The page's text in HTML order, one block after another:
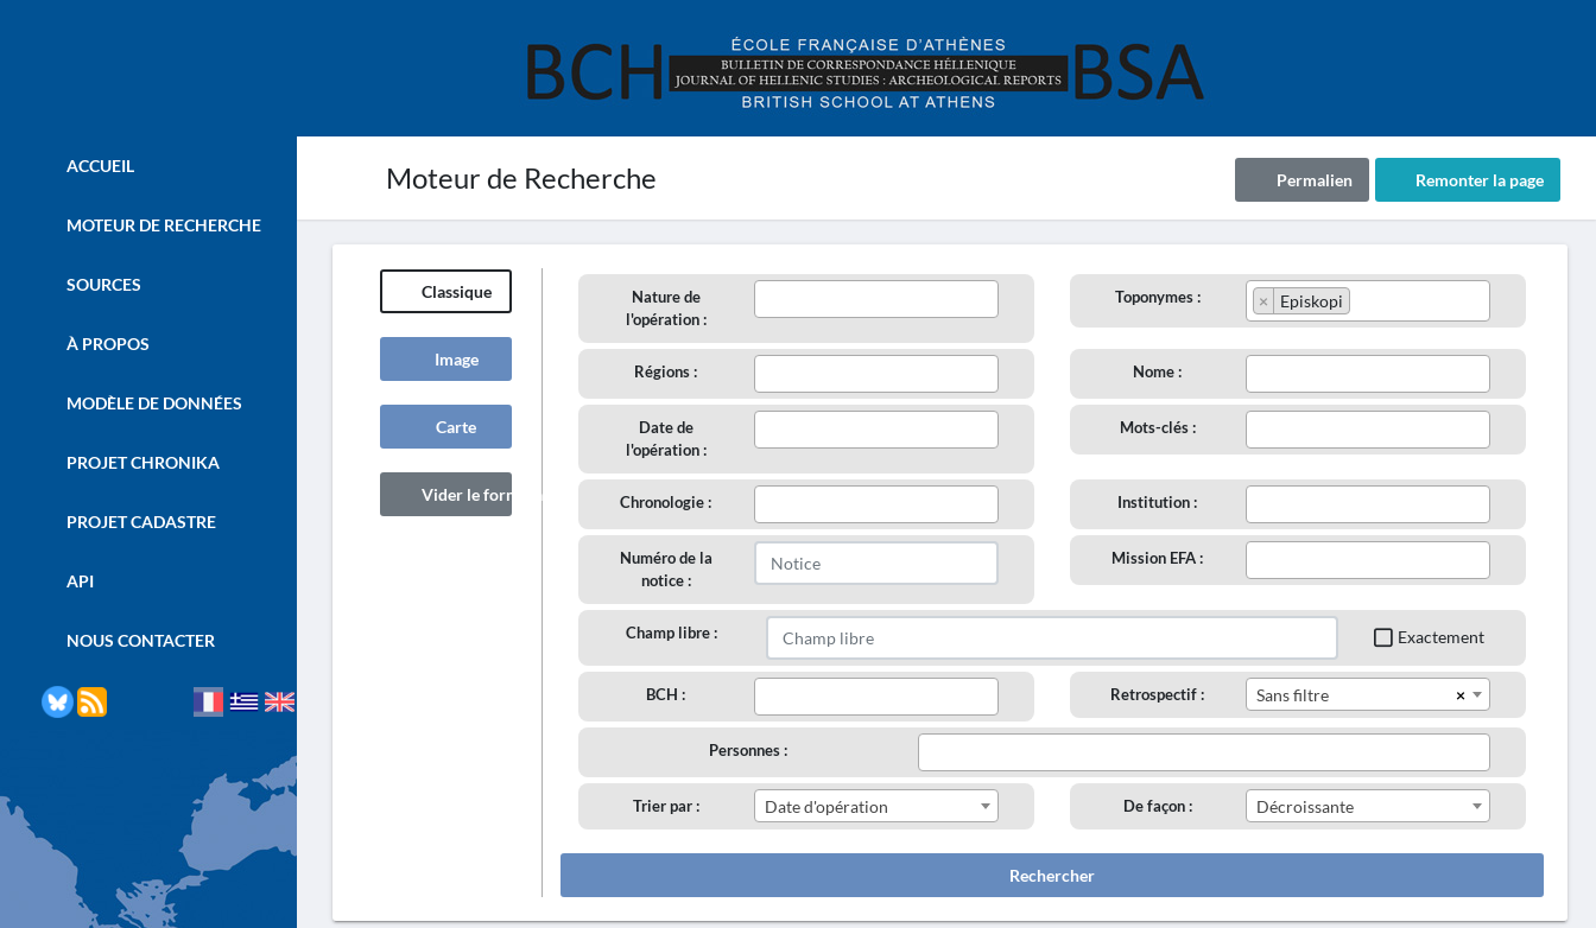
Moteur de Recherche Remonter la page
Permalien
ACCUEIL
MOTEUR DE RECHERCHE
SOURCES
À PROPOS
MODÈLE DE DONNÉES
PROJET CHRONIKA
PROJET CADASTRE
API
NOUS CONTACTER
Classique
Image
Carte
Vider le formulaire
Nature de
l'opération :
Toponymes : × Episkopi
Régions : Nome :
Date de
l'opération :
Mots-clés :
Chronologie : Institution :
Numéro de la
notice :
Mission EFA :
Champ libre : Exactement
BCH : Retrospectif : ×
Sans filtre
Personnes :
Trier par : Date d'opération De façon : Décroissante
Rechercher